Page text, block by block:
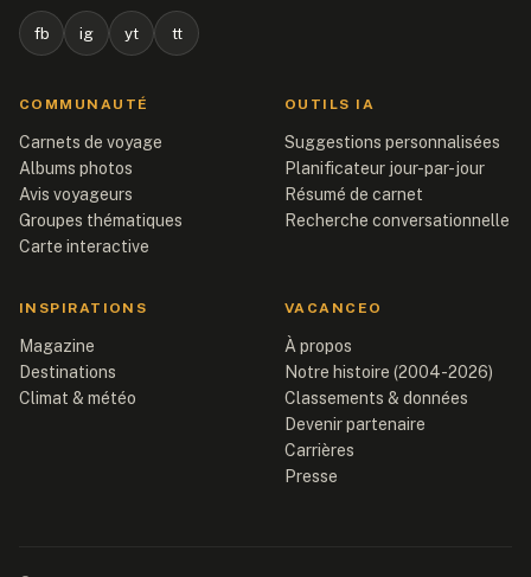
fb ig yt tt
COMMUNAUTÉ
Carnets de voyage
Albums photos
Avis voyageurs
Groupes thématiques
Carte interactive
OUTILS IA
Suggestions personnalisées
Planificateur jour-par-jour
Résumé de carnet
Recherche conversationnelle
INSPIRATIONS
Magazine
Destinations
Climat & météo
VACANCEO
À propos
Notre histoire (2004-2026)
Classements & données
Devenir partenaire
Carrières
Presse